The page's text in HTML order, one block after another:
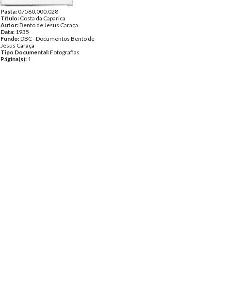
Pasta:07560.000.028
Título: Costa da Caparica
Autor:Bento de Jesus Caraça
Data: 1935
Fundo:DBC - Documentos Bento de
Jesus Caraça
Tipo Documental:Fotografias
Página(s): 1